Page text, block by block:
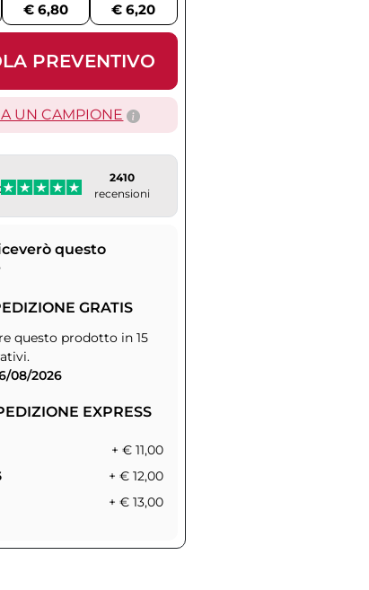
€ 6,80
€ 6,20
PREVENTIVO
UN CAMPIONE
2410
recensioni
questo
GRATIS
questo prodotto in 15
08/2026
EXPRESS
+ € 11,00
+ € 12,00
+ € 13,00